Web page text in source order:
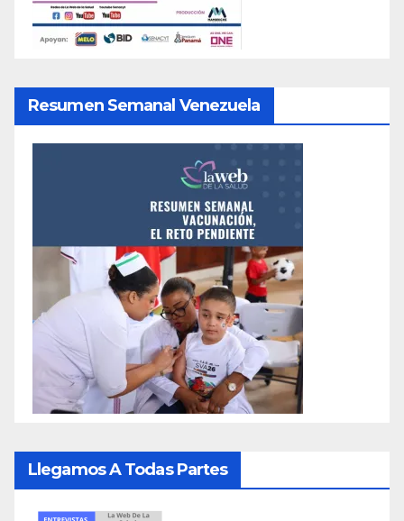
Resumen Semanal Venezuela
Llegamos A Todas Partes